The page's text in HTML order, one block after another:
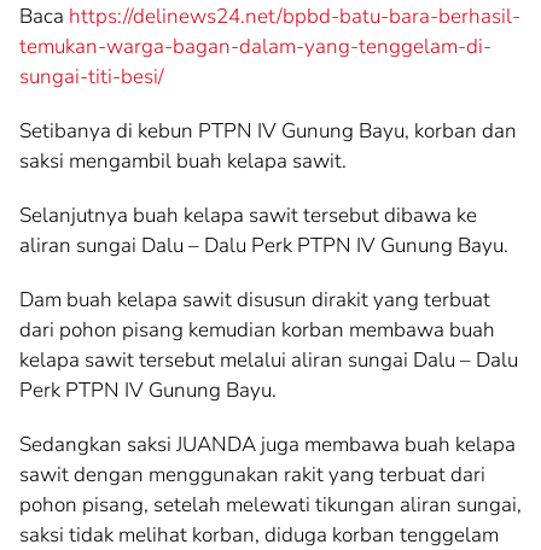
Baca https://delinews24.net/bpbd-batu-bara-berhasil-
temukan-warga-bagan-dalam-yang-tenggelam-di-
sungai-titi-besi/
Setibanya di kebun PTPN IV Gunung Bayu, korban dan
saksi mengambil buah kelapa sawit.
Selanjutnya buah kelapa sawit tersebut dibawa ke
aliran sungai Dalu – Dalu Perk PTPN IV Gunung Bayu.
Dam buah kelapa sawit disusun dirakit yang terbuat
dari pohon pisang kemudian korban membawa buah
kelapa sawit tersebut melalui aliran sungai Dalu – Dalu
Perk PTPN IV Gunung Bayu.
Sedangkan saksi JUANDA juga membawa buah kelapa
sawit dengan menggunakan rakit yang terbuat dari
pohon pisang, setelah melewati tikungan aliran sungai,
saksi tidak melihat korban, diduga korban tenggelam